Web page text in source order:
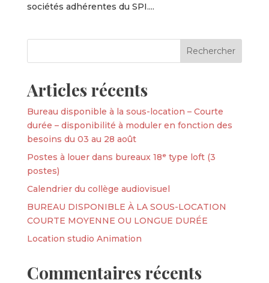
sociétés adhérentes du SPI....
Articles récents
Bureau disponible à la sous-location – Courte
durée – disponibilité à moduler en fonction des
besoins du 03 au 28 août
Postes à louer dans bureaux 18ᵉ type loft (3
postes)
Calendrier du collège audiovisuel
BUREAU DISPONIBLE À LA SOUS-LOCATION
COURTE MOYENNE OU LONGUE DURÉE
Location studio Animation
Commentaires récents